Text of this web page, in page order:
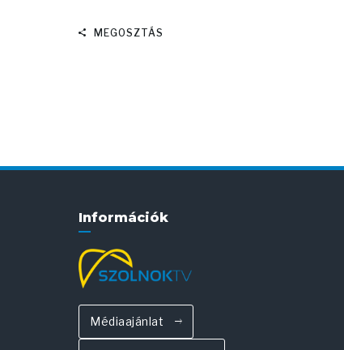
MEGOSZTÁS
Információk
Médiaajánlat